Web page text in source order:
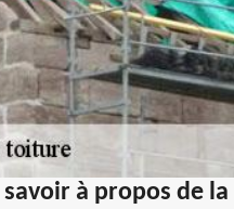
savoir à propos de